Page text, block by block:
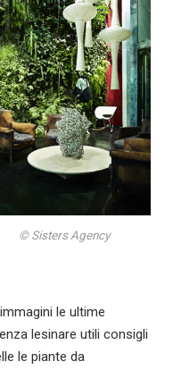
© Sisters Agency
le ultime
lesinare utili consigli
le piante da